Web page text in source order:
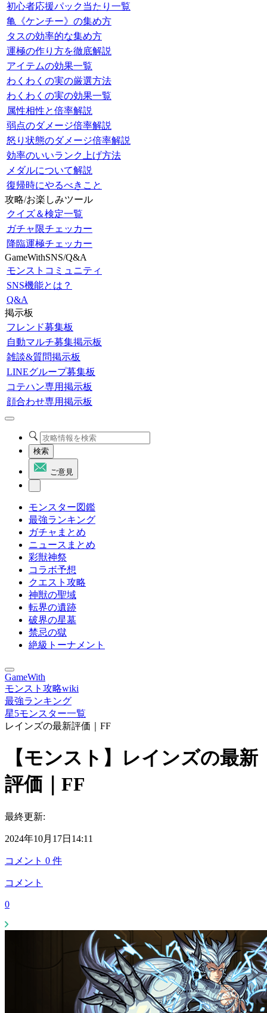
初心者応援パック当たり一覧
亀《ケンチー》の集め方
タスの効率的な集め方
運極の作り方を徹底解説
アイテムの効果一覧
わくわくの実の厳選方法
わくわくの実の効果一覧
属性相性と倍率解説
弱点のダメージ倍率解説
怒り状態のダメージ倍率解説
効率のいいランク上げ方法
メダルについて解説
復帰時にやるべきこと
攻略/お楽しみツール
クイズ＆検定一覧
ガチャ限チェッカー
降臨運極チェッカー
GameWithSNS/Q&A
モンストコミュニティ
SNS機能とは？
Q&A
掲示板
フレンド募集板
自動マルチ募集掲示板
雑談&質問掲示板
LINEグループ募集板
コテハン専用掲示板
顔合わせ専用掲示板
検索
ご意見
モンスター図鑑
最強ランキング
ガチャまとめ
ニュースまとめ
彩獣神祭
コラボ予想
クエスト攻略
神獣の聖域
転界の遺跡
破界の星墓
禁忌の獄
絶級トーナメント
GameWith
モンスト攻略wiki
最強ランキング
星5モンスター一覧
レインズの最新評価｜FF
【モンスト】レインズの最新
評価｜FF
最終更新:
2024年10月17日14:11
コメント 0 件
コメント
0